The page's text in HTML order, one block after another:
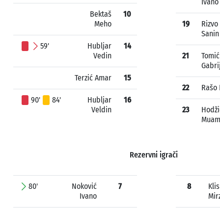
Bektaš
Meho
10
59'
Hubljar
Vedin
14
Terzić Amar 15
90' 84'
Hubljar
Veldin
16
19
Rizvo
Sanin
21
Tomić
22 Rašo
23
Rezervni igrači
80'
Noković
Ivano
7 8